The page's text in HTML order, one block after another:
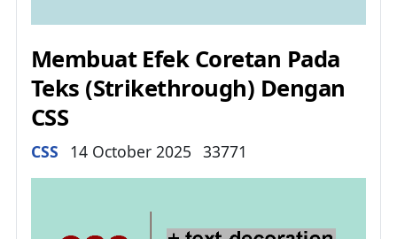
Membuat Efek Coretan Pada
Teks (Strikethrough) Dengan
CSS
Details
CSS 14 October 2025 33771